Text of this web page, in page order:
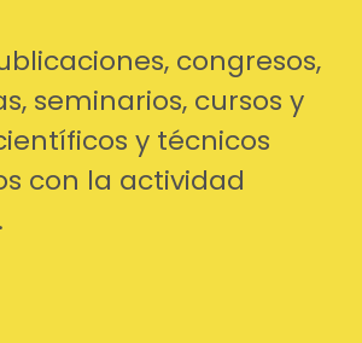
congresos,
seminarios, cursos y
y técnicos
con la actividad